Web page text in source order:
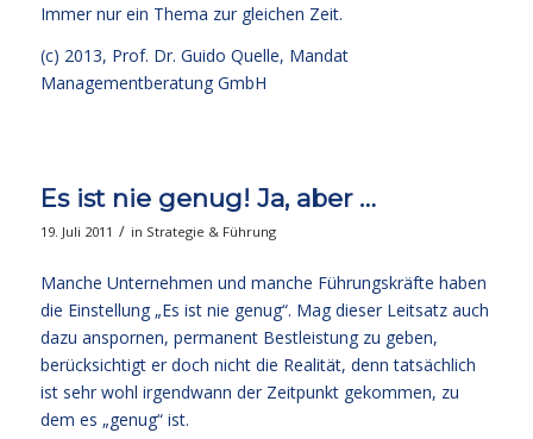
Immer nur ein Thema zur gleichen Zeit.
(c) 2013, Prof. Dr. Guido Quelle, Mandat
Managementberatung GmbH
Es ist nie genug! Ja, aber …
19. Juli 2011 / in Strategie & Führung
Manche Unternehmen und manche Führungskräfte haben
die Einstellung „Es ist nie genug“. Mag dieser Leitsatz auch
dazu anspornen, permanent Bestleistung zu geben,
berücksichtigt er doch nicht die Realität, denn tatsächlich
ist sehr wohl irgendwann der Zeitpunkt gekommen, zu
dem es „genug“ ist.